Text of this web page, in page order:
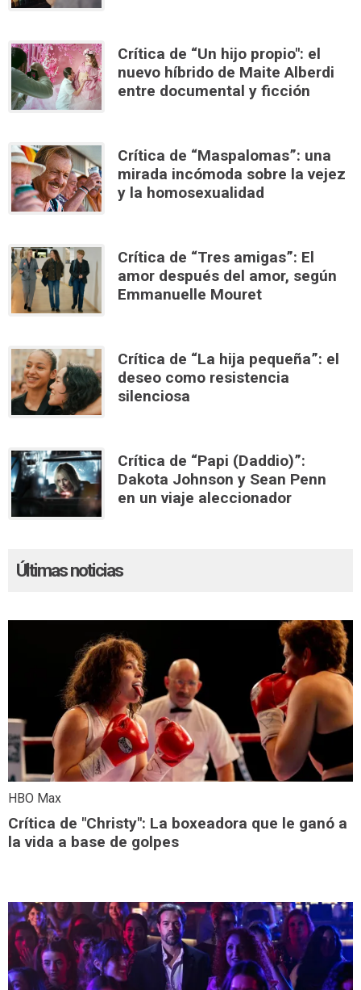
Crítica de “Un hijo propio": el
nuevo híbrido de Maite Alberdi
entre documental y ficción
Crítica de “Maspalomas”: una
mirada incómoda sobre la vejez
y la homosexualidad
Crítica de “Tres amigas”: El
amor después del amor, según
Emmanuelle Mouret
Crítica de “La hija pequeña”: el
deseo como resistencia
silenciosa
Crítica de “Papi (Daddio)”:
Dakota Johnson y Sean Penn
en un viaje aleccionador
Últimas noticias
HBO Max
Crítica de "Christy": La boxeadora que le ganó a
la vida a base de golpes